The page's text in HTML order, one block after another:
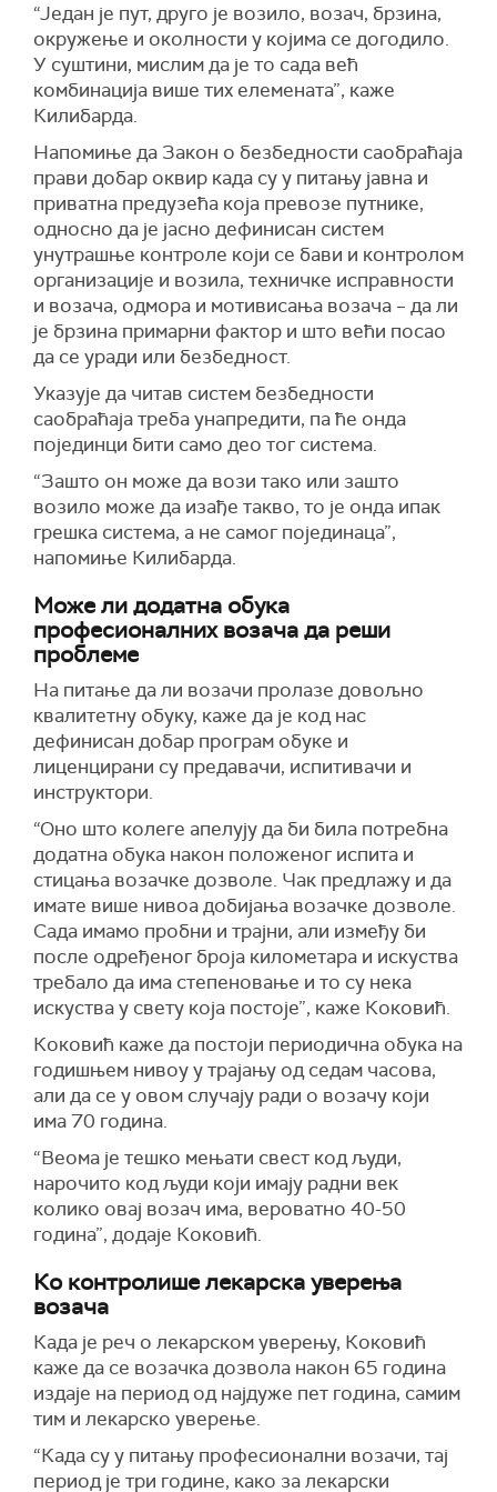
“Један је пут, друго је возило, возач, брзина,
окружење и околности у којима се догодило.
У суштини, мислим да је то сада већ
комбинација више тих елемената”, каже
Килибарда.
Напомиње да Закон о безбедности саобраћаја
прави добар оквир када су у питању јавна и
приватна предузећа која превозе путнике,
односно да је јасно дефинисан систем
унутрашње контроле који се бави и контролом
организације и возила, техничке исправности
и возача, одмора и мотивисања возача – да ли
је брзина примарни фактор и што већи посао
да се уради или безбедност.
Указује да читав систем безбедности
саобраћаја треба унапредити, па ће онда
појединци бити само део тог система.
“Зашто он може да вози тако или зашто
возило може да изађе такво, то је онда ипак
грешка система, а не самог појединаца”,
напомиње Килибарда.
Може ли додатна обука
професионалних возача да реши
проблеме
На питање да ли возачи пролазе довољно
квалитетну обуку, каже да је код нас
дефинисан добар програм обуке и
лиценцирани су предавачи, испитивачи и
инструктори.
“Оно што колеге апелују да би била потребна
додатна обука након положеног испита и
стицања возачке дозволе. Чак предлажу и да
имате више нивоа добијања возачке дозволе.
Сада имамо пробни и трајни, али између би
после одређеног броја километара и искуства
требало да има степеновање и то су нека
искуства у свету која постоје”, каже Коковић.
Коковић каже да постоји периодична обука на
годишњем нивоу у трајању од седам часова,
али да се у овом случају ради о возачу који
има 70 година.
“Веома је тешко мењати свест код људи,
нарочито код људи који имају радни век
колико овај возач има, вероватно 40-50
година”, додаје Коковић.
Ко контролише лекарска уверења
возача
Када је реч о лекарском уверењу, Коковић
каже да се возачка дозвола након 65 година
издаје на период од најдуже пет година, самим
тим и лекарско уверење.
“Када су у питању професионални возачи, тај
период је три године, како за лекарски